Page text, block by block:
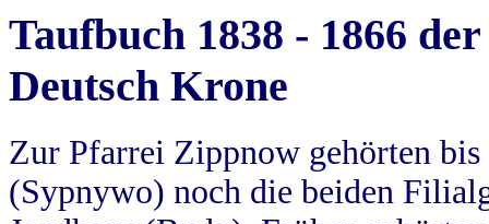
Taufbuch 1838 - 1866
Deutsch Krone
Zur Pfarrei Zippnow gehörten
(Sypnywo) noch die beiden